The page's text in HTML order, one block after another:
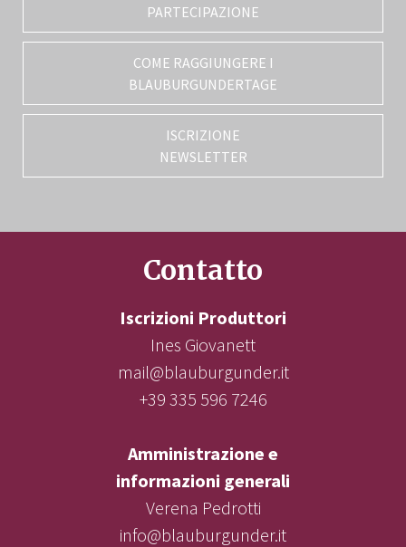
PARTECIPAZIONE
COME RAGGIUNGERE I
BLAUBURGUNDERTAGE
ISCRIZIONE
NEWSLETTER
Contatto
Iscrizioni Produttori
Ines Giovanett
mail@blauburgunder.it
+39 335 596 7246
Amministrazione e
informazioni generali
Verena Pedrotti
info@blauburgunder.it